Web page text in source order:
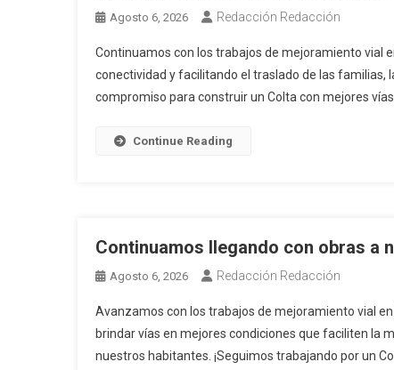
Agosto 6, 2026 Redacción Redacción
Continuamos con los trabajos de mejoramiento vial
conectividad y facilitando el traslado de las familias,
compromiso para construir un Colta con mejores
Continue Reading
Continuamos llegando con obras a
Agosto 6, 2026 Redacción Redacción
Avanzamos con los trabajos de mejoramiento vial
brindar vías en mejores condiciones que faciliten la
nuestros habitantes. ¡Seguimos trabajando por un